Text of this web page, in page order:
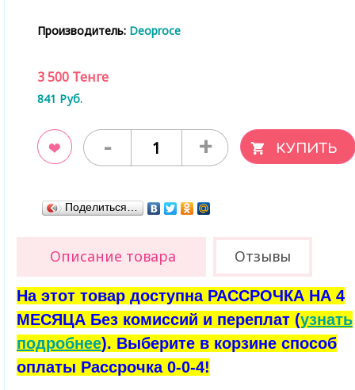
Производитель: Deoproce
3 500 Тенге
841 Руб.
- +
Поделиться…
Описание товара Отзывы
На этот товар доступна РАССРОЧКА НА 4
МЕСЯЦА Без комиссий и переплат (узнать
подробнее). Выберите в корзине способ
оплаты Рассрочка 0-0-4!